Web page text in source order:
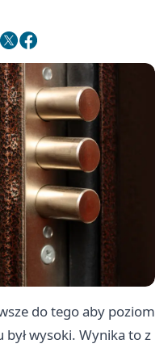
do tego aby poziom
wysoki. Wynika to z